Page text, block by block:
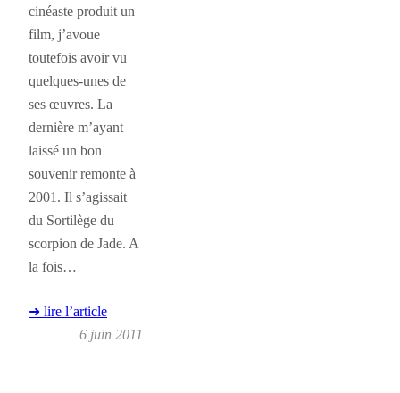
cinéaste produit un
film, j’avoue
toutefois avoir vu
quelques-unes de
ses œuvres. La
dernière m’ayant
laissé un bon
souvenir remonte à
2001. Il s’agissait
du Sortilège du
scorpion de Jade. A
la fois…
➜ lire l’article
6 juin 2011